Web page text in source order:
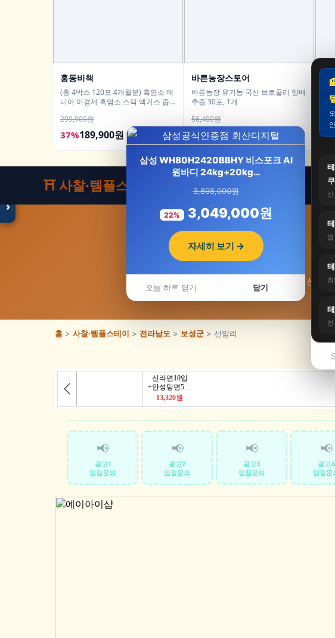
›
홍동비책
(총 4박스 120포 4개월분) 흑염소 매
니아 이경제 흑염소 스틱 액기스 즙
299,900원
37%189,900원
바른농장스토어
바른농장 유기농 국산 브로콜리 양배
추즙 30포, 1개
56,400원
39%34,600원
⛩️ 사찰·템플스테이
전라남도 보성군 선암
홈 > 사찰·템플스테이 > 전라남도 > 보성군 > 선암리
📢
광고1
입점문의
📢
광고2
입점문의
📢
광고3
입점문의
📢
광고4
입점문
삼성 WH80H2420BBHY 비스포크 AI
원바디 24kg+20kg…
3,898,000원
22% 3,049,000원
자세히 보기 →
오늘 하루 닫기 닫기